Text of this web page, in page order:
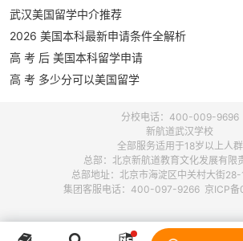
武汉美国留学中介推荐
2026 美国本科最新申请条件全解析
高 考 后 美国本科留学申请
高 考 多少分可以美国留学
分校电话：400-009-9696
新航道武汉学校
全部服务适用于18岁以上人群
总部：北京新航道教育文化发展有限
总部地址：北京市海淀区中关村大街
集团客服电话：400-097-9266 京ICP备